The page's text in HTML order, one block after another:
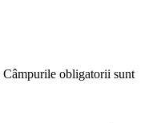
Câmpurile obligatorii sunt